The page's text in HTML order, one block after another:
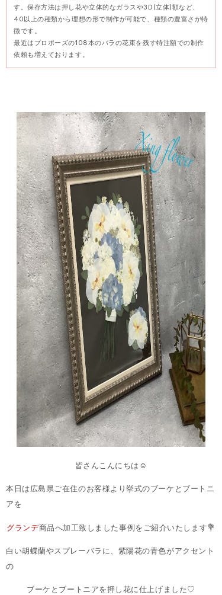
す。保存方法は押し花や立体的なガラスや3D(立体)額など、
40以上の種類から理想の形で制作が可能で、種類の豊富さが特
徴です。
最近はプロポーズの108本のバラの花束を残す特注額での制作
依頼も増えております。
皆さんこんにちは☺︎
本日は広島県ご在住のお客様より挙式のブーケとブートニ
アを
グランデ商品へ加工致しました事例をご紹介いたします💐
白い胡蝶蘭やスプレーバラに、紫陽花の青色がアクセント
の
ブーケとブートニアを押し花に仕上げました♡